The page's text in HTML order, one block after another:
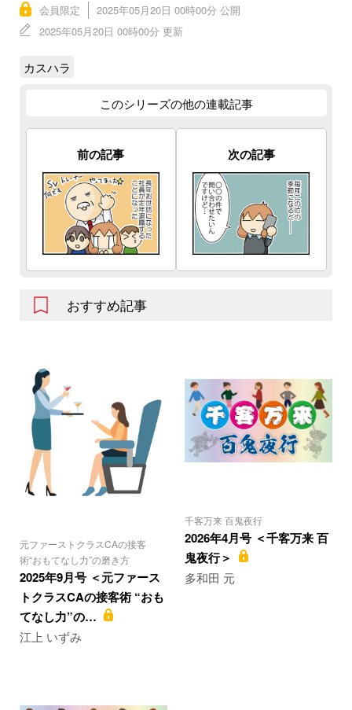
会員限定
2025年05月20日 00時00分 公開
2025年05月20日 00時00分 更新
カスハラ
このシリーズの他の連載記事
前の記事 次の記事
おすすめ記事
元ファーストクラスCAの接客
術“おもてなし力”の磨き方
2025年9月号 ＜元ファース
トクラスCAの接客術 “おも
てなし力”の…
江上 いずみ
千客万来 百鬼夜行
2026年4月号 ＜千客万来 百
鬼夜行＞
多和田 元